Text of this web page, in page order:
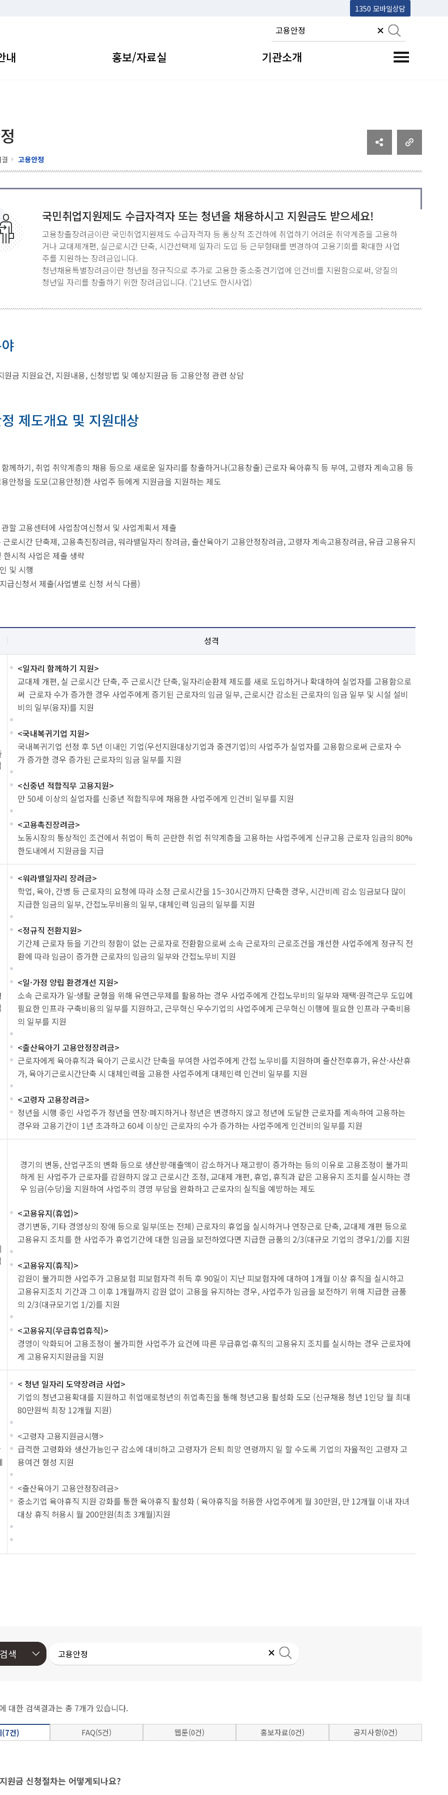
1350 모바일상담
내 홍보/자료실 기관소개 전체메뉴 토글
고용안정
국민취업지원제도 수급자격자 또는 청년을 채용하시고 지원금도 받으세요!
고용창출장려금이란 국민취업지원제도 수급자격자 등 통상적 조건하에 취업하기 어려운 취약계층을 고용하
거나 교대제개편, 실근로시간 단축, 시간선택제 일자리 도입 등 근무형태를 변경하여 고용기회를 확대한 사업
주를 지원하는 장려금입니다.
청년채용특별장려금이란 청년을 정규직으로 추가로 고용한 중소중견기업에 인건비를 지원함으로써, 양질의
청년일 자리를 창출하기 위한 장려금입니다. (‘21년도 한시사업)
원금 지원요건, 지원내용, 신청방법 및 예상지원금 등 고용안정 관련 상담
제도개요 및 지원대상
께하기, 취업 취약계층의 채용 등으로 새로운 일자리를 창출하거나(고용창출) 근로자 육아휴직 등 부여, 고령자 계속고용 등
안정을 도모(고용안정)한 사업주 등에게 지원금을 지원하는 제도
할 고용센터에 사업참여신청서 및 사업계획서 제출
근로시간 단축제, 고용촉진장려금, 워라밸일자리 장려금, 출산육아기 고용안정장려금, 고령자 계속고용장려금, 유급 고용유지
한시적 사업은 제출 생략
및 시행
급신청서 제출(사업별로 신청 서식 다름)
성격
<일자리 함께하기 지원>
교대제 개편, 실 근로시간 단축, 주 근로시간 단축, 일자리순환제 제도를 새로 도입하거나 확대하여 실업자를 고용함으로
써 근로자 수가 증가한 경우 사업주에게 증기된 근로자의 임금 일부, 근로시간 감소된 근로자의 임금 일부 및 시설 설비
비의 일부(융자)를 지원
<국내복귀기업 지원>
국내복귀기업 선정 후 5년 이내인 기업(우선지원대상기업과 중견기업)의 사업주가 실업자를 고용함으로써 근로자 수
가 증가한 경우 증가된 근로자의 임금 일부를 지원
<신중년 적합직무 고용지원>
만 50세 이상의 실업자를 신중년 적합직무에 채용한 사업주에게 인건비 일부를 지원
<고용촉진장려금>
노동시장의 통상적인 조건에서 취업이 특히 곤란한 취업 취약계층을 고용하는 사업주에게 신규고용 근로자 임금의 80%
한도내에서 지원금을 지급
<워라밸일자리 장려금>
학업, 육아, 간병 등 근로자의 요청에 따라 소정 근로시간을 15~30시간까지 단축한 경우, 시간비례 감소 임금보다 많이
지급한 임금의 일부, 간접노무비용의 일부, 대체인력 임금의 일부를 지원
<정규직 전환지원>
기간제 근로자 등을 기간의 정함이 없는 근로자로 전환함으로써 소속 근로자의 근로조건을 개선한 사업주에게 정규직 전
환에 따라 임금이 증가한 근로자의 임금의 일부와 간접노무비 지원
<일·가정 양립 환경개선 지원>
소속 근로자가 일·생활 균형을 위해 유연근무제를 활용하는 경우 사업주에게 간접노무비의 일부와 재택·원격근무 도입에
필요한 인프라 구축비용의 일부를 지원하고, 근무혁신 우수기업의 사업주에게 근무혁신 이행에 필요한 인프라 구축비용
의 일부를 지원
<출산육아기 고용안정장려금>
근로자에게 육아휴직과 육아기 근로시간 단축을 부여한 사업주에게 간접 노무비를 지원하며 출산전후휴가, 유산·사산휴
가, 육아기근로시간단축 시 대체인력을 고용한 사업주에게 대체인력 인건비 일부를 지원
<고령자 고용장려금>
정년을 시행 중인 사업주가 정년을 연장·폐지하거나 정년은 변경하지 않고 정년에 도달한 근로자를 계속하여 고용하는
경우와 고용기간이 1년 초과하고 60세 이상인 근로자의 수가 증가하는 사업주에게 인건비의 일부를 지원
경기의 변동, 산업구조의 변화 등으로 생산량·매출액이 감소하거나 재고량이 증가하는 등의 이유로 고용조정이 불가피
하게 된 사업주가 근로자를 감원하지 않고 근로시간 조정, 교대제 개편, 휴업, 휴직과 같은 고용유지 조치를 실시하는 경
우 임금(수당)을 지원하여 사업주의 경영 부담을 완화하고 근로자의 실직을 예방하는 제도
<고용유지(휴업)>
경기변동, 기타 경영상의 장애 등으로 일부(또는 전체) 근로자의 휴업을 실시하거나 연장근로 단축, 교대제 개편 등으로
고용유지 조치를 한 사업주가 휴업기간에 대한 임금을 보전하였다면 지급한 금품의 2/3(대규모 기업의 경우1/2)를 지원
<고용유지(휴직)>
감원이 불가피한 사업주가 고용보험 피보험자격 취득 후 90일이 지난 피보험자에 대하여 1개월 이상 휴직을 실시하고
고용유지조치 기간과 그 이후 1개월까지 감원 없이 고용을 유지하는 경우, 사업주가 임금을 보전하기 위해 지급한 금품
의 2/3(대규모기업 1/2)를 지원
<고용유지(무급휴업휴직)>
경영이 악화되어 고용조정이 불가피한 사업주가 요건에 따른 무급휴업·휴직의 고용유지 조치를 실시하는 경우 근로자에
게 고용유지지원금을 지원
< 청년 일자리 도약장려금 사업>
기업의 청년고용확대를 지원하고 취업애로청년의 취업촉진을 통해 청년고용 활성화 도모 (신규채용 청년 1인당 월 최대
80만원씩 최장 12개월 지원)
<고령자 고용지원금시행>
급격한 고령화와 생산가능인구 감소에 대비하고 고령자가 은퇴 희망 연령까지 일 할 수도록 기업의 자율적인 고령자 고
용여건 형성 지원
<출산육아기 고용안정장려금>
중소기업 육아휴직 지원 강화를 통한 육아휴직 활성화 ( 육아휴직을 허용한 사업주에게 월 30만원, 만 12개월 이내 자녀
대상 휴직 허용시 월 200만원(최초 3개월)지원
에 대한 검색결과는 총 7개가 있습니다.
(7건) FAQ(5건) 웹툰(0건) 홍보자료(0건) 공지사항(0건)
원금 신청절차는 어떻게되나요?